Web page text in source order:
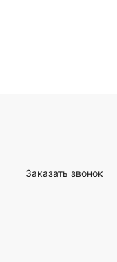
Заказать звонок